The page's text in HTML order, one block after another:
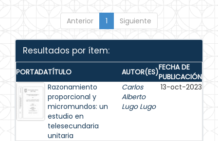
Anterior 1 Siguiente
Resultados por ítem:
PORTADATÍTULO AUTOR(ES)FECHA DE
PUBLICACIÓN
Razonamiento
proporcional y
micromundos: un
estudio en
telesecundaria
unitaria
Carlos
Alberto
Lugo Lugo
13-oct-2023